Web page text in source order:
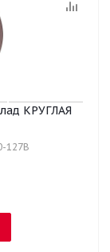
КРУГЛАЯ
127B